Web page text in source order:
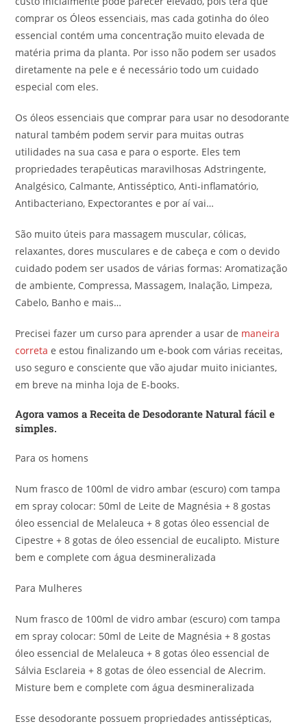
comprar os Óleos essenciais, mas cada gotinha do óleo
essencial contém uma concentração muito elevada de
matéria prima da planta. Por isso não podem ser usados
diretamente na pele e é necessário todo um cuidado
especial com eles.
Os óleos essenciais que comprar para usar no desodorante
natural também podem servir para muitas outras
utilidades na sua casa e para o esporte. Eles tem
propriedades terapêuticas maravilhosas Adstringente,
Analgésico, Calmante, Antisséptico, Anti-inflamatório,
Antibacteriano, Expectorantes e por aí vai…
São muito úteis para massagem muscular, cólicas,
relaxantes, dores musculares e de cabeça e com o devido
cuidado podem ser usados de várias formas: Aromatização
de ambiente, Compressa, Massagem, Inalação, Limpeza,
Cabelo, Banho e mais…
Precisei fazer um curso para aprender a usar de maneira
correta e estou finalizando um e-book com várias receitas,
uso seguro e consciente que vão ajudar muito iniciantes,
em breve na minha loja de E-books.
Agora vamos a Receita de Desodorante Natural fácil e
simples.
Para os homens
Num frasco de 100ml de vidro ambar (escuro) com tampa
em spray colocar: 50ml de Leite de Magnésia + 8 gostas
óleo essencial de Melaleuca + 8 gotas óleo essencial de
Cipestre + 8 gotas de óleo essencial de eucalipto. Misture
bem e complete com água desmineralizada
Para Mulheres
Num frasco de 100ml de vidro ambar (escuro) com tampa
em spray colocar: 50ml de Leite de Magnésia + 8 gostas
óleo essencial de Melaleuca + 8 gotas óleo essencial de
Sálvia Esclareia + 8 gotas de óleo essencial de Alecrim.
Misture bem e complete com água desmineralizada
Esse desodorante possuem propriedades antissépticas,